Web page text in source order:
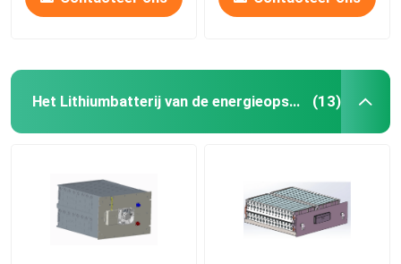
Het Lithiumbatterij van de energieopslag (13)